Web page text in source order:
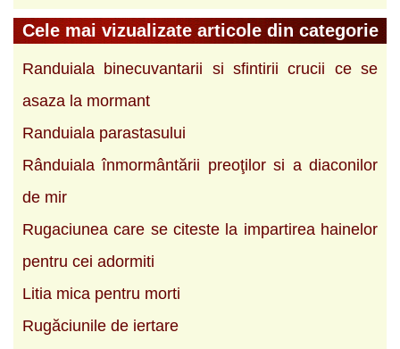
Cele mai vizualizate articole din categorie
Randuiala binecuvantarii si sfintirii crucii ce se
asaza la mormant
Randuiala parastasului
Rânduiala înmormântării preoţilor si a diaconilor
de mir
Rugaciunea care se citeste la impartirea hainelor
pentru cei adormiti
Litia mica pentru morti
Rugăciunile de iertare